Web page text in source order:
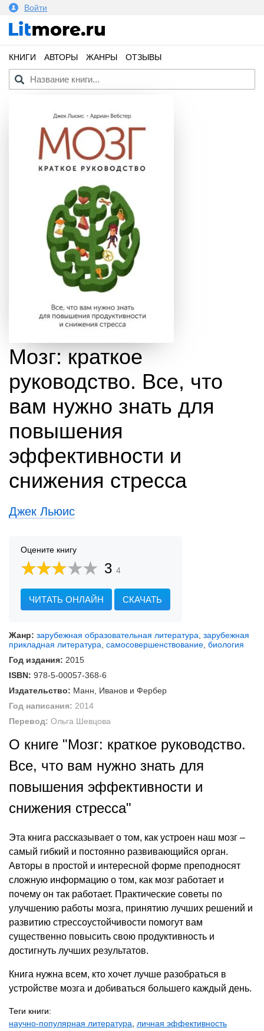
Войти
КНИГИ АВТОРЫ ЖАНРЫ ОТЗЫВЫ
Мозг: краткое
руководство. Все, что
вам нужно знать для
повышения
эффективности и
снижения стресса
Джек Льюис
Оцените книгу
3 4
ЧИТАТЬ ОНЛАЙН СКАЧАТЬ
Жанр: зарубежная образовательная литература, зарубежная
прикладная литература, самосовершенствование, биология
Год издания: 2015
ISBN: 978-5-00057-368-6
Издательство: Манн, Иванов и Фербер
Год написания: 2014
Перевод: Ольга Шевцова
О книге "Мозг: краткое руководство.
Все, что вам нужно знать для
повышения эффективности и
снижения стресса"
Эта книга рассказывает о том, как устроен наш мозг –
самый гибкий и постоянно развивающийся орган.
Авторы в простой и интересной форме преподносят
сложную информацию о том, как мозг работает и
почему он так работает. Практические советы по
улучшению работы мозга, принятию лучших решений и
развитию стрессоустойчивости помогут вам
существенно повысить свою продуктивность и
достигнуть лучших результатов.
Книга нужна всем, кто хочет лучше разобраться в
устройстве мозга и добиваться большего каждый день.
Теги книги:
научно-популярная литература, личная эффективность